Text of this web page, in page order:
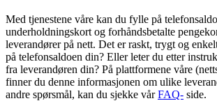
Med tjenestene våre kan du fylle på
underholdningskort og forhåndsbetalte
leverandører på nett. Det er raskt, trygt og
på telefonsaldoen din? Eller leter du etter
fra leverandøren din? På plattformene våre
finner du denne informasjonen om ulike
andre spørsmål, kan du sjekke vårFAQ- side.